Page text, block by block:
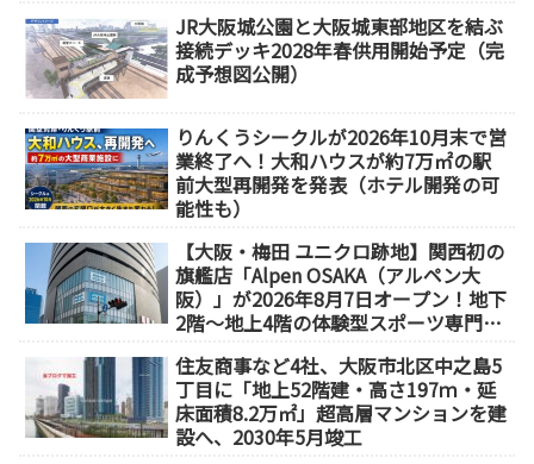
JR大阪城公園と大阪城東部地区を結ぶ
接続デッキ2028年春供用開始予定（完
成予想図公開）
りんくうシークルが2026年10月末で営
業終了へ！大和ハウスが約7万㎡の駅
前大型再開発を発表（ホテル開発の可
能性も）
【大阪・梅田 ユニクロ跡地】関西初の
旗艦店「Alpen OSAKA（アルペン大
阪）」が2026年8月7日オープン！地下
2階～地上4階の体験型スポーツ専門店
住友商事など4社、大阪市北区中之島5
丁目に「地上52階建・高さ197ｍ・延
床面積8.2万㎡」超高層マンションを建
設へ、2030年5月竣工